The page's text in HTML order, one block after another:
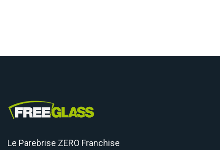
Le Parebrise ZERO Franchise